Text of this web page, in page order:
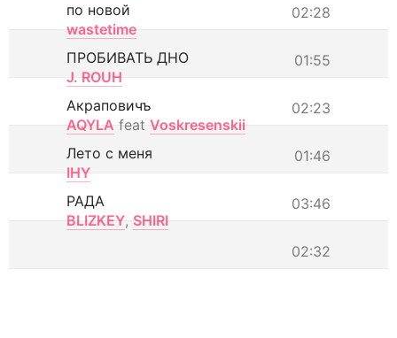
02:28
по новой
wastetime
01:55
ПРОБИВАТЬ ДНО
J. ROUH
02:23
Акраповичъ
AQYLA feat Voskresenskii
01:46
Лето с меня
IHY
03:46
РАДА
BLIZKEY, SHIRI
02:32